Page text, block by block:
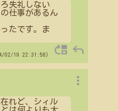
失礼しない
仕事があるん
たです。ま
02/19 22:31:58） move_up reply
れど、シィル
more_vert